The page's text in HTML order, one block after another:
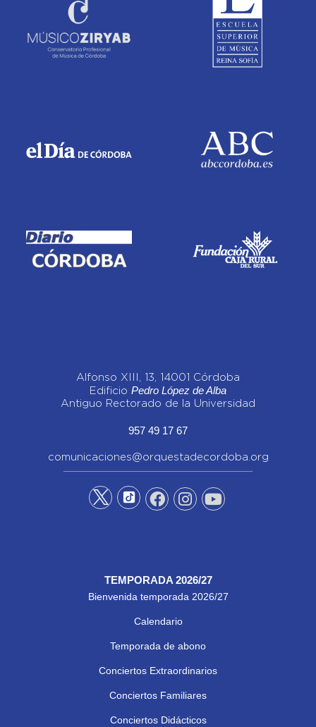
Alfonso XIII, 13, 14001 Córdoba
Edificio Pedro López de Alba
Antiguo Rectorado de la Universidad
957 49 17 67
comunicaciones@orquestadecordoba.org
TEMPORADA 2026/27
Bienvenida temporada 2026/27
Calendario
Temporada de abono
Conciertos Extraordinarios
Conciertos Familiares
Conciertos Didácticos